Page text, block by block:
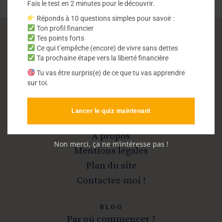
Vivre sans dettes
Sortir de la dette et devenir libre
INFOS
A propos
Mentions légales
Plan du site
Contactez-moi !
BLOG
Par où commencer ?
Fais le test en 2 minutes pour le découvrir.
Réponds à 10 questions simples pour savoir :
Ton profil financier
Tes points forts
Ce qui t’empêche (encore) de vivre sans dettes
Ta prochaine étape vers la liberté financière
Tu vas être surpris(e) de ce que tu vas apprendre
sur toi.
Lancer le quiz maintenant
Non merci, ça ne m’intéresse pas !